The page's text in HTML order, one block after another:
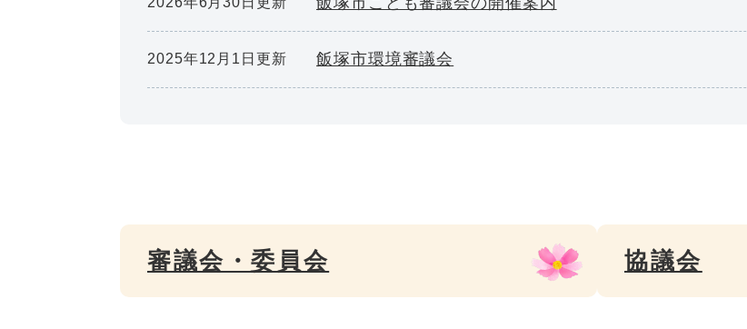
2025年12月1日更新 飯塚市環境審議会
審議会・委員会 協議会